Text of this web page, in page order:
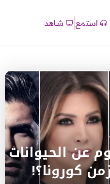
استمع شاهد
عن الحيوانات
كورونا؟!